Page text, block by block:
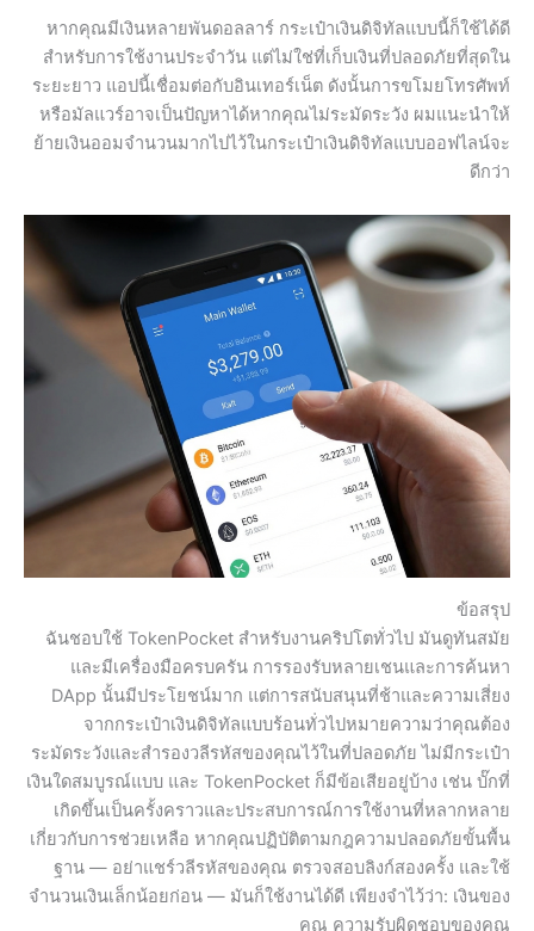
หากคุณมีเงินหลายพันดอลลาร์ กระเป๋าเงินดิจิทัลแบบนี้ก็ใช้ได้ดี
สำหรับการใช้งานประจำวัน แต่ไม่ใช่ที่เก็บเงินที่ปลอดภัยที่สุดใน
ระยะยาว แอปนี้เชื่อมต่อกับอินเทอร์เน็ต ดังนั้นการขโมยโทรศัพท์
หรือมัลแวร์อาจเป็นปัญหาได้หากคุณไม่ระมัดระวัง ผมแนะนำให้
ย้ายเงินออมจำนวนมากไปไว้ในกระเป๋าเงินดิจิทัลแบบออฟไลน์จะ
ดีกว่า
ข้อสรุป
ฉันชอบใช้ TokenPocket สำหรับงานคริปโตทั่วไป มันดูทันสมัย
และมีเครื่องมือครบครัน การรองรับหลายเชนและการค้นหา
DApp นั้นมีประโยชน์มาก แต่การสนับสนุนที่ช้าและความเสี่ยง
จากกระเป๋าเงินดิจิทัลแบบร้อนทั่วไปหมายความว่าคุณต้อง
ระมัดระวังและสำรองวลีรหัสของคุณไว้ในที่ปลอดภัย ไม่มีกระเป๋า
เงินใดสมบูรณ์แบบ และ TokenPocket ก็มีข้อเสียอยู่บ้าง เช่น บั๊กที่
เกิดขึ้นเป็นครั้งคราวและประสบการณ์การใช้งานที่หลากหลาย
เกี่ยวกับการช่วยเหลือ หากคุณปฏิบัติตามกฎความปลอดภัยขั้นพื้น
ฐาน — อย่าแชร์วลีรหัสของคุณ ตรวจสอบลิงก์สองครั้ง และใช้
จำนวนเงินเล็กน้อยก่อน — มันก็ใช้งานได้ดี เพียงจำไว้ว่า: เงินของ
คุณ ความรับผิดชอบของคุณ